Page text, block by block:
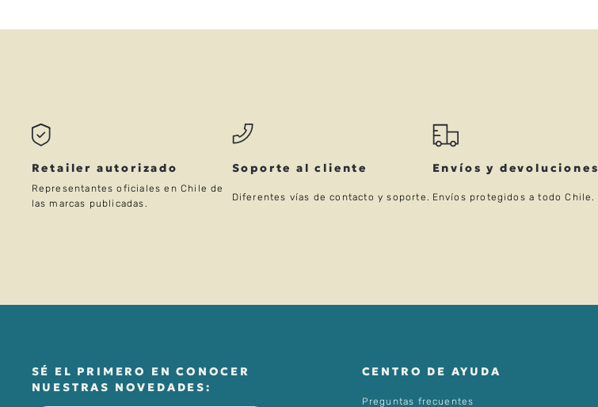
Retailer autorizado
Representantes oficiales en Chile de
las marcas publicadas.
Soporte al cliente
Diferentes vías de contacto y soporte.
Envíos y devoluciones
Envíos protegidos a todo Chile.
SÉ EL PRIMERO EN CONOCER
NUESTRAS NOVEDADES:
CENTRO DE AYUDA
Preguntas frecuentes